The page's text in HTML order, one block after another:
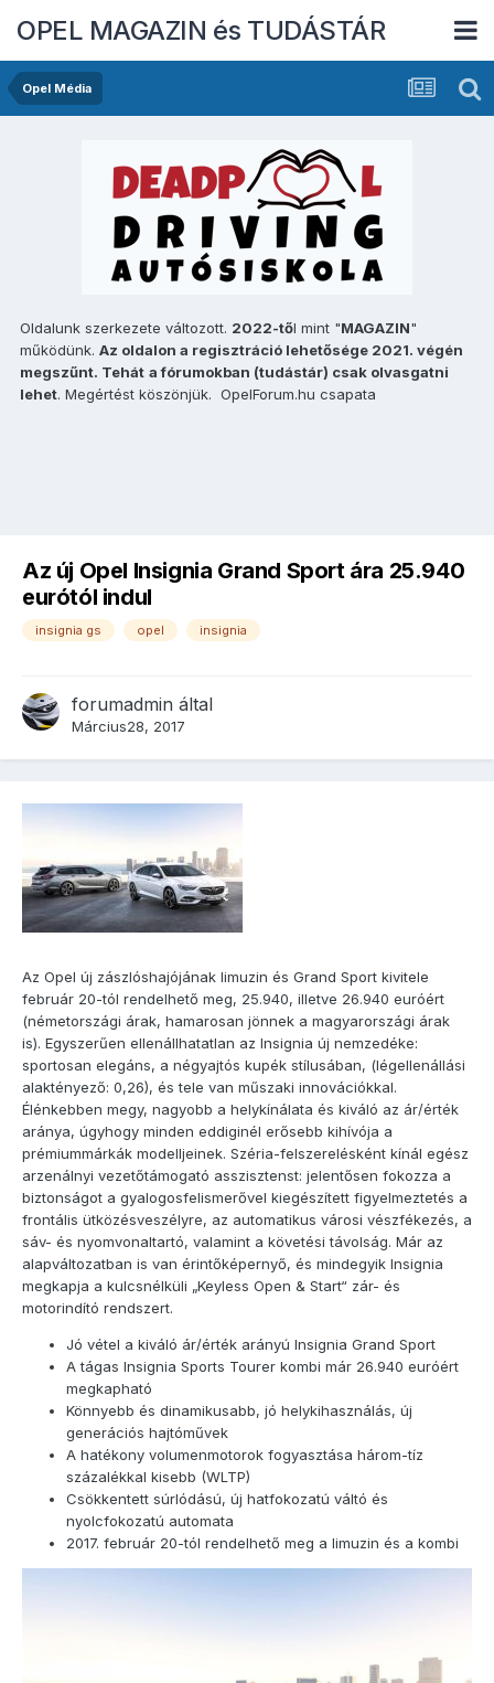
OPEL MAGAZIN és TUDÁSTÁR
Opel Média
Oldalunk szerkezete változott. 2022-től mint "MAGAZIN"
működünk. Az oldalon a regisztráció lehetősége 2021. végén
megszűnt. Tehát a fórumokban (tudástár) csak olvasgatni
lehet. Megértést köszönjük. OpelForum.hu csapata
Az új Opel Insignia Grand Sport ára 25.940
eurótól indul
insignia gs opel insignia
forumadmin által
Március28, 2017
Az Opel új zászlóshajójának limuzin és Grand Sport kivitele
február 20-tól rendelhető meg, 25.940, illetve 26.940 euróért
(németországi árak, hamarosan jönnek a magyarországi árak
is). Egyszerűen ellenállhatatlan az Insignia új nemzedéke:
sportosan elegáns, a négyajtós kupék stílusában, (légellenállási
alaktényező: 0,26), és tele van műszaki innovációkkal.
Élénkebben megy, nagyobb a helykínálata és kiváló az ár/érték
aránya, úgyhogy minden eddiginél erősebb kihívója a
prémiummárkák modelljeinek. Széria-felszerelésként kínál egész
arzenálnyi vezetőtámogató asszisztenst: jelentősen fokozza a
biztonságot a gyalogosfelismerővel kiegészített figyelmeztetés a
frontális ütközésveszélyre, az automatikus városi vészfékezés, a
sáv- és nyomvonaltartó, valamint a követési távolság. Már az
alapváltozatban is van érintőképernyő, és mindegyik Insignia
megkapja a kulcsnélküli „Keyless Open & Start“ zár- és
motorindító rendszert.
Jó vétel a kiváló ár/érték arányú Insignia Grand Sport
A tágas Insignia Sports Tourer kombi már 26.940 euróért
megkapható
Könnyebb és dinamikusabb, jó helykihasználás, új
generációs hajtóművek
A hatékony volumenmotorok fogyasztása három-tíz
százalékkal kisebb (WLTP)
Csökkentett súrlódású, új hatfokozatú váltó és
nyolcfokozatú automata
2017. február 20-tól rendelhető meg a limuzin és a kombi